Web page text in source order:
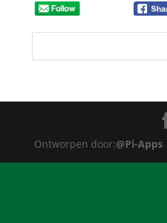
Ontworpen door:@Pi-Apps